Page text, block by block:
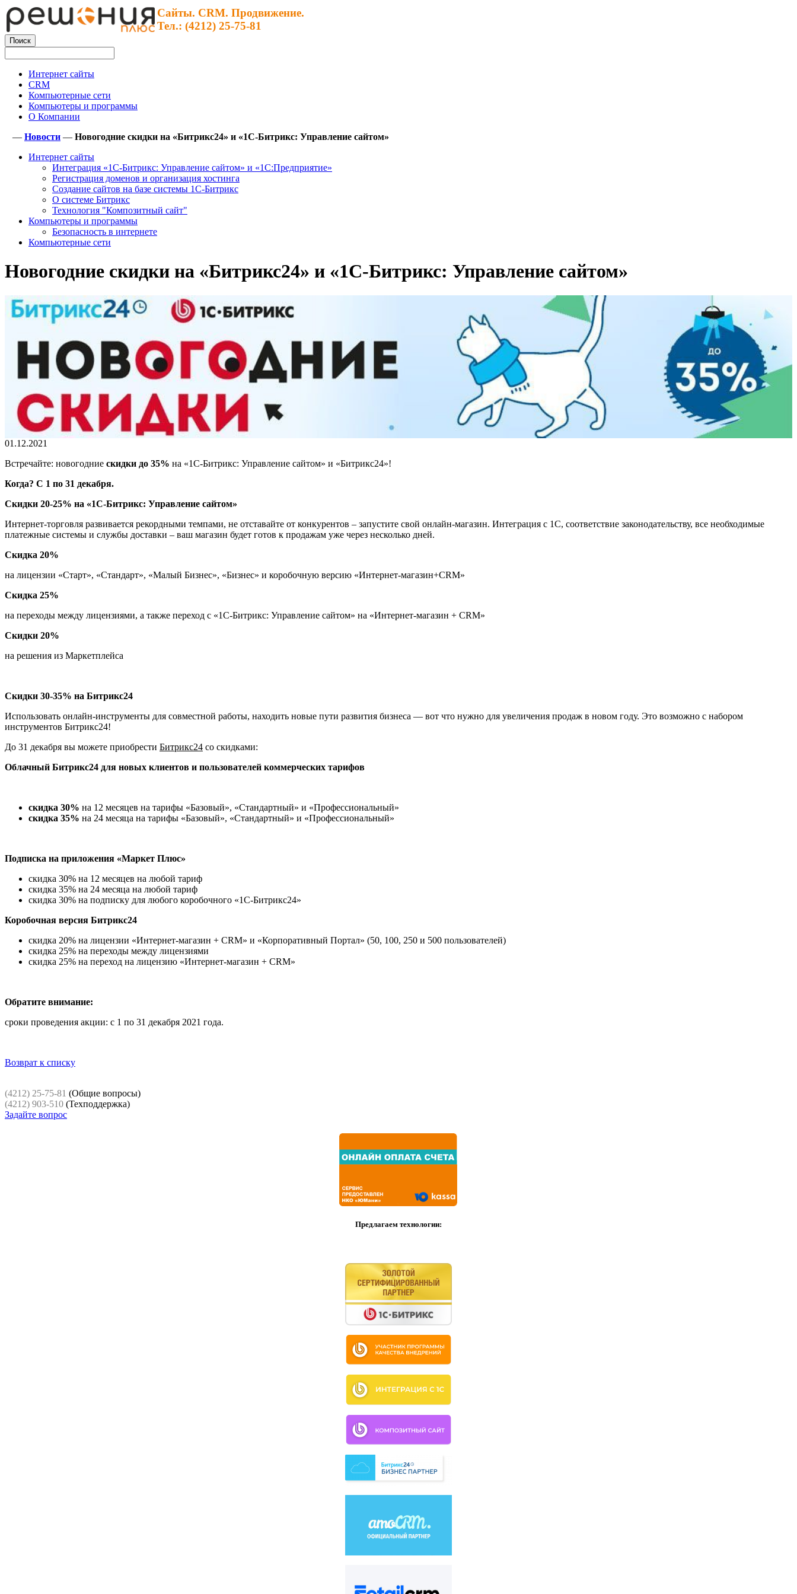
Сайты. CRM. Продвижение.
Тел.: (4212) 25-75-81
Интернет сайты
CRM
Компьютерные сети
Компьютеры и программы
О Компании
— Новости — Новогодние скидки на «Битрикс24» и «1С-Битрикс: Управление сайтом»
Интернет сайты
Интеграция «1С-Битрикс: Управление сайтом» и «1С:Предприятие»
Регистрация доменов и организация хостинга
Создание сайтов на базе системы 1С-Битрикс
О системе Битрикс
Технология "Композитный сайт"
Компьютеры и программы
Безопасность в интернете
Компьютерные сети
Новогодние скидки на «Битрикс24» и «1С-Битрикс: Управление сайтом»
01.12.2021
Встречайте: новогодние скидки до 35% на «1С-Битрикс: Управление сайтом» и «Битрикс24»!
Когда? С 1 по 31 декабря.
Скидки 20-25% на «1С-Битрикс: Управление сайтом»
Интернет-торговля развивается рекордными темпами, не отставайте от конкурентов – запустите свой онлайн-магазин. Интеграция с 1С, соответствие законодательству, все необходимые
платежные системы и службы доставки – ваш магазин будет готов к продажам уже через несколько дней.
Скидка 20%
на лицензии «Старт», «Стандарт», «Малый Бизнес», «Бизнес» и коробочную версию «Интернет-магазин+CRM»
Скидка 25%
на переходы между лицензиями, а также переход с «1С‑Битрикс: Управление сайтом» на «Интернет-магазин + CRM»
Скидки 20%
на решения из Маркетплейса
Скидки 30-35% на Битрикс24
Использовать онлайн-инструменты для совместной работы, находить новые пути развития бизнеса — вот что нужно для увеличения продаж в новом году. Это возможно с набором
инструментов Битрикс24!
До 31 декабря вы можете приобрести Битрикс24 со скидками:
Облачный Битрикс24 для новых клиентов и пользователей коммерческих тарифов
скидка 30% на 12 месяцев на тарифы «Базовый», «Стандартный» и «Профессиональный»
скидка 35% на 24 месяца на тарифы «Базовый», «Стандартный» и «Профессиональный»
Подписка на приложения «Маркет Плюс»
скидка 30% на 12 месяцев на любой тариф
скидка 35% на 24 месяца на любой тариф
скидка 30% на подписку для любого коробочного «1С-Битрикс24»
Коробочная версия Битрикс24
скидка 20% на лицензии «Интернет-магазин + CRM» и «Корпоративный Портал» (50, 100, 250 и 500 пользователей)
скидка 25% на переходы между лицензиями
скидка 25% на переход на лицензию «Интернет-магазин + CRM»
Обратите внимание:
сроки проведения акции: с 1 по 31 декабря 2021 года.
Возврат к списку
(4212) 25-75-81 (Общие вопросы)
(4212) 903-510 (Техподдержка)
Задайте вопрос
Предлагаем технологии: